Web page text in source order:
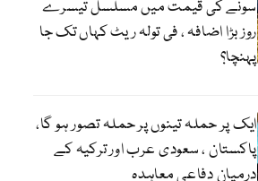
سونے کی قیمت میں مسلسل تیسرے
روز بڑا اضافہ ، فی تولہ ریٹ کہاں تک جا
پہنچا؟
ایک پر حملہ تینوں پر حملہ تصور ہو گا،
پاکستان ، سعودی عرب اور ترکیہ کے
درمیان دفاعی معاہدہ